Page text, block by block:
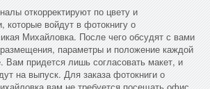
откорректируют по цвету и
которые войдут в фотокнигу о
Михайловка. После чего обсудят с вами
параметры и положение каждой
Вам придется лишь согласовать макет, и
на выпуск. Для заказа фотокниги о